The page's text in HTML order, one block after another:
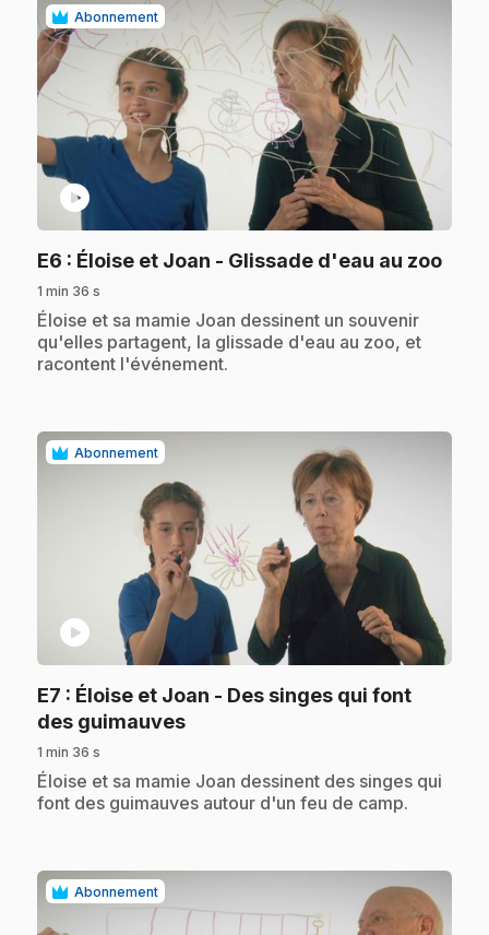
Abonnement
play_circle
E6 : Éloise et Joan - Glissade d'eau au zoo.
1 min 36 s
.Éloise et sa mamie Joan dessinent un souvenir
qu'elles partagent, la glissade d'eau au zoo, et
racontent l'événement.
Abonnement
play_circle
E7 : Éloise et Joan - Des singes qui font
des guimauves.
1 min 36 s
.Éloise et sa mamie Joan dessinent des singes qui
font des guimauves autour d'un feu de camp.
Abonnement